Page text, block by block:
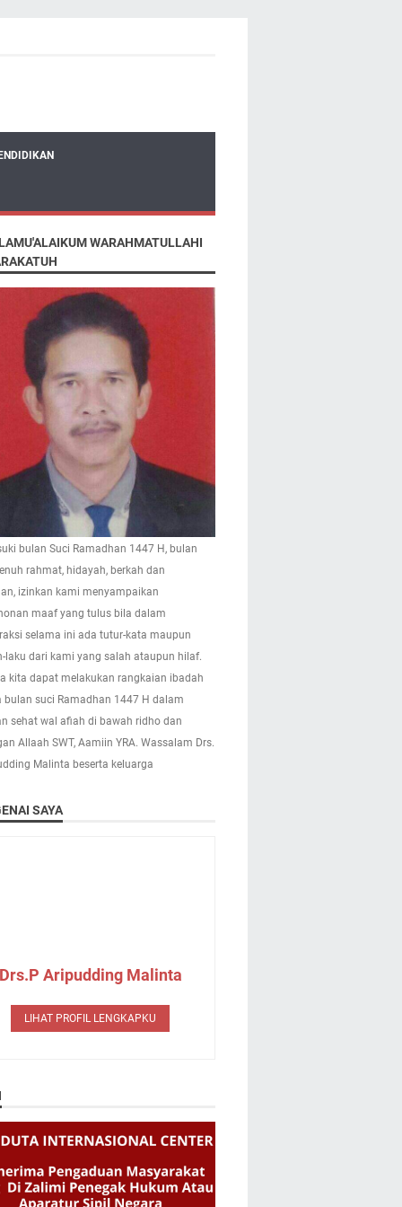
WARAHMATULLAHI
bulan Suci Ramadhan 1447 H, bulan
rahmat, hidayah, berkah dan
izinkan kami menyampaikan
maaf yang tulus bila dalam
selama ini ada tutur-kata maupun
laku dari kami yang salah ataupun hilaf.
kita dapat melakukan rangkaian ibadah
bulan suci Ramadhan 1447 H dalam
sehat wal afiah di bawah ridho dan
Allaah SWT, Aamiin YRA. Wassalam Drs.
Malinta beserta keluarga
SAYA
Aripudding Malinta
LIHAT PROFIL LENGKAPKU